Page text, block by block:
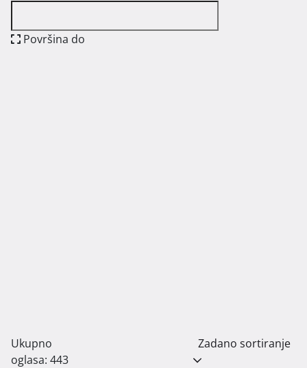
Površina do
Ukupno
oglasa: 443
Zadano sortiranje